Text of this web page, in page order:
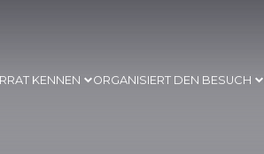
KENNEN ORGANISIERT DEN BESUCH